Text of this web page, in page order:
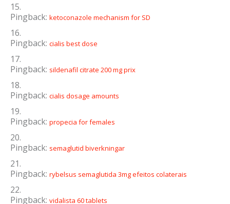
Pingback: ketoconazole mechanism for SD
Pingback: cialis best dose
Pingback: sildenafil citrate 200 mg prix
Pingback: cialis dosage amounts
Pingback: propecia for females
Pingback: semaglutid biverkningar
Pingback: rybelsus semaglutida 3mg efeitos colaterais
Pingback: vidalista 60 tablets